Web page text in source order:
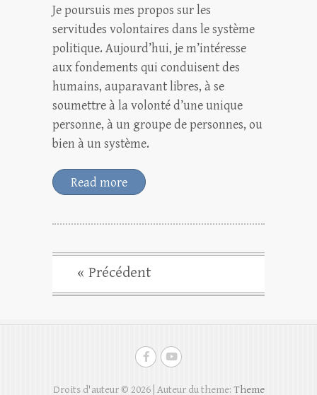
Je poursuis mes propos sur les
servitudes volontaires dans le système
politique. Aujourd’hui, je m’intéresse
aux fondements qui conduisent des
humains, auparavant libres, à se
soumettre à la volonté d’une unique
personne, à un groupe de personnes, ou
bien à un système.
Read more
« Précédent
Droits d'auteur © 2026 | Auteur du theme: Theme